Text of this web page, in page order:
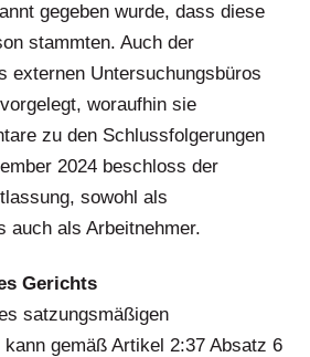
gegeben wurde, dass diese
stammten. Auch der
externen Untersuchungsbüros
woraufhin sie
zu den Schlussfolgerungen
2024 beschloss der
sowohl als
auch als Arbeitnehmer.
Gerichts
satzungsmäßigen
gemäß Artikel 2:37 Absatz 6